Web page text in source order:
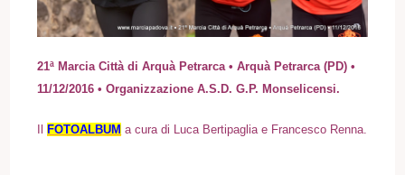
21ª Marcia Città di Arquà Petrarca • Arquà Petrarca (PD) •
11/12/2016 • Organizzazione A.S.D. G.P. Monselicensi.
FOTOALBUM a cura di Luca Bertipaglia e Francesco Renna.